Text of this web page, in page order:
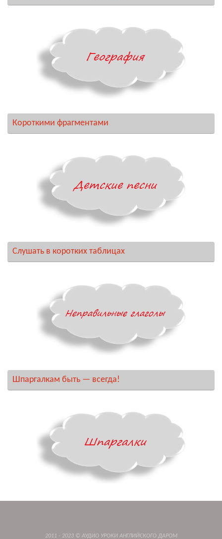
Короткими фрагментами
Слушать в коротких таблицах
Шпаргалкам быть — всегда!
2011 - 2023 © АУДИО УРОКИ АНГЛИЙСКОГО ДАРОМ